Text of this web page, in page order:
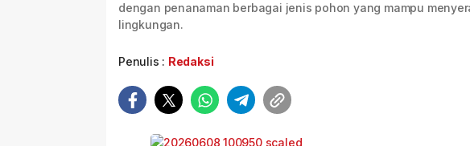
dengan penanaman berbagai jenis pohon yang mampu
lingkungan.
Penulis : Redaksi